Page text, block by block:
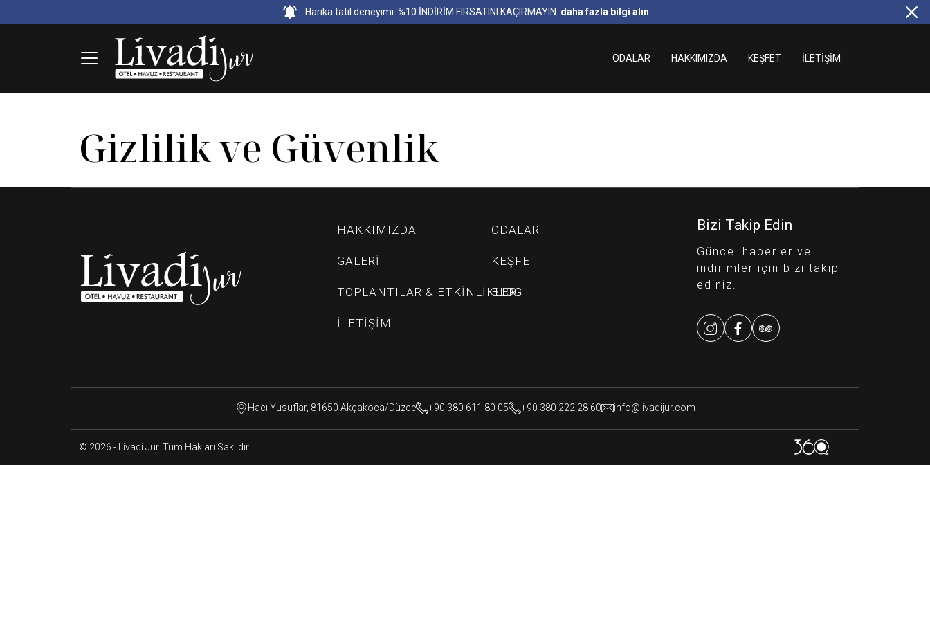
Harika tatil deneyimi: %10 İNDİRİM FIRSATINI KAÇIRMAYIN. daha fazla bilgi alın
ODALAR HAKKIMIZDA KEŞFET İLETIŞIM
Gizlilik ve Güvenlik
HAKKIMIZDA ODALAR
GALERI KEŞFET
TOPLANTILAR & ETKINLIKLER
BLOG
İLETIŞIM
Bizi Takip Edin
Güncel haberler ve
indirimler için bizi takip
ediniz.
Hacı Yusuflar, 81650 Akçakoca/Düzce +90 380 611 80 05 +90 380 222 28 60 info@livadijur.com
© 2026 - Livadi Jur. Tüm Hakları Saklıdır.